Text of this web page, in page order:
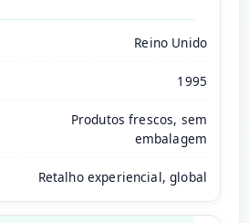
Reino Unido
1995
Produtos frescos, sem
embalagem
Retalho experiencial, global